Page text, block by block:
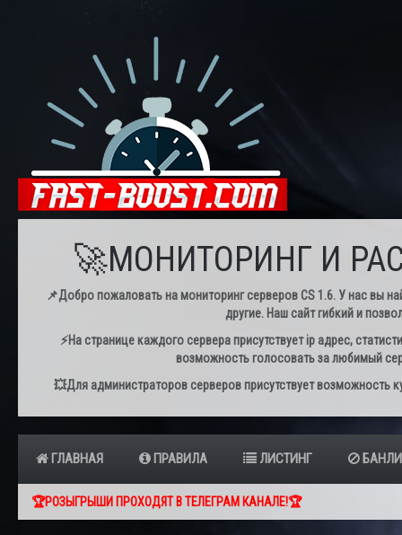
🚀МОНИТОРИНГ И
📌Добро пожаловать на мониторинг серверов CS 1.6. У нас вы
другие. Наш сайт гибкий и
⚡️На странице каждого сервера присутствует ip адрес,
возможность голосовать за любимый
💥Для администраторов серверов присутствует возможность
ГЛАВНАЯ ПРАВИЛА ЛИСТИНГ
🏆РОЗЫГРЫШИ ПРОХОДЯТ В ТЕЛЕГРАМ КАНАЛЕ!🏆